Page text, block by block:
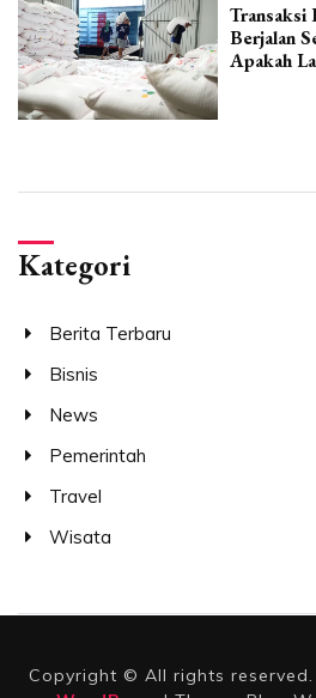
Transaksi
Berjalan
Apakah
Kategori
Berita Terbaru
Bisnis
News
Pemerintah
Travel
Wisata
Copyright © All rights reserved.